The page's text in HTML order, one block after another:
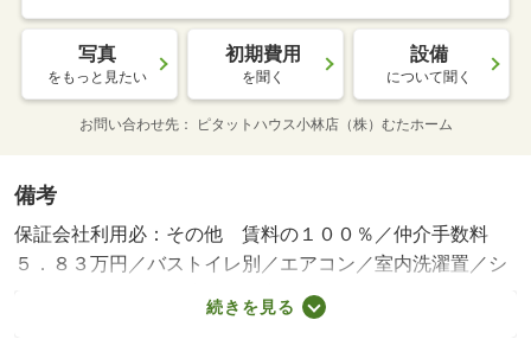
写真
をもっと見たい
初期費用
を聞く
設備
について聞く
お問い合わせ先 ピタットハウス小林店（株）むたホーム
備考
保証会社利用必：その他 賃料の１００％／仲介手数料
５．８３万円／バストイレ別／エアコン／室内洗濯置／シ
ューズボックス／温水洗浄便座／洗面化粧台／照明付／全
居室洋室／駐車５台以上／駐車４台可／ウォークインクロ
続きを見る